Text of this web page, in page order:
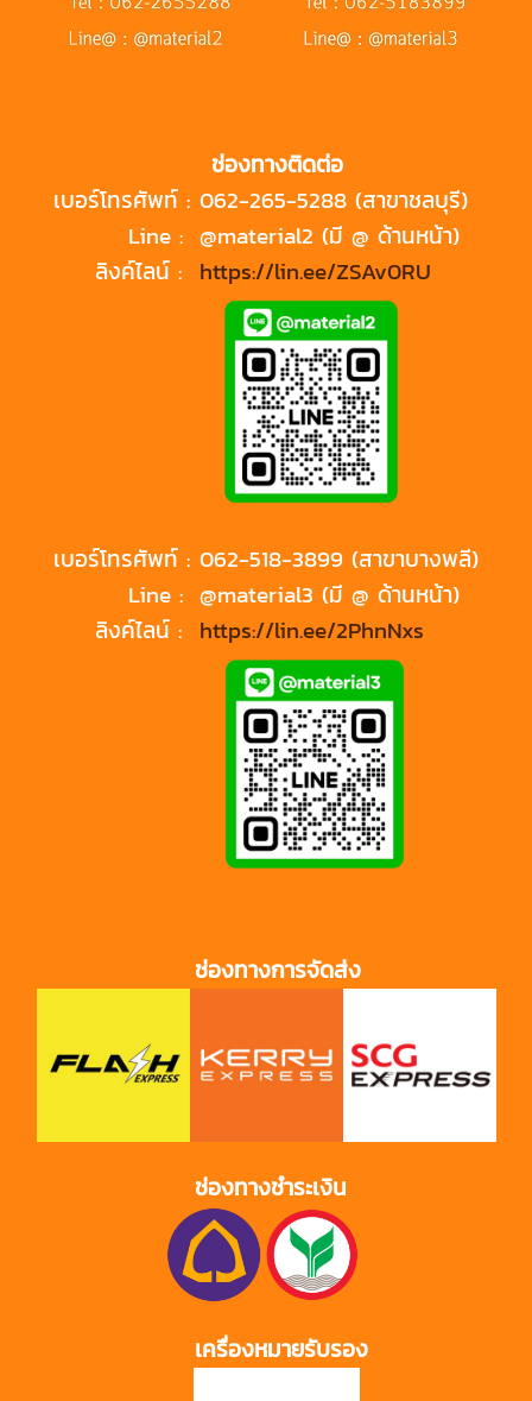
ช่องทางติดต่อ
เบอร์โทรศัพท์ : 062-265-5288 (สาขาชลบุรี)
Line : @material2 (มี @ ด้านหน้า)
ลิงค์ไลน์ : https://lin.ee/ZSAv0RU
เบอร์โทรศัพท์ : 062-518-3899 (สาขาบางพลี)
Line : @material3 (มี @ ด้านหน้า)
ลิงค์ไลน์ : https://lin.ee/2PhnNxs
ช่องทางการจัดส่ง
ช่องทางชำระเงิน
เครื่องหมายรับรอง